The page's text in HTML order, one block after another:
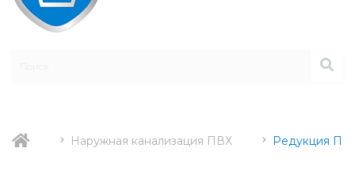
Наружная канализация ПВХ Редукция